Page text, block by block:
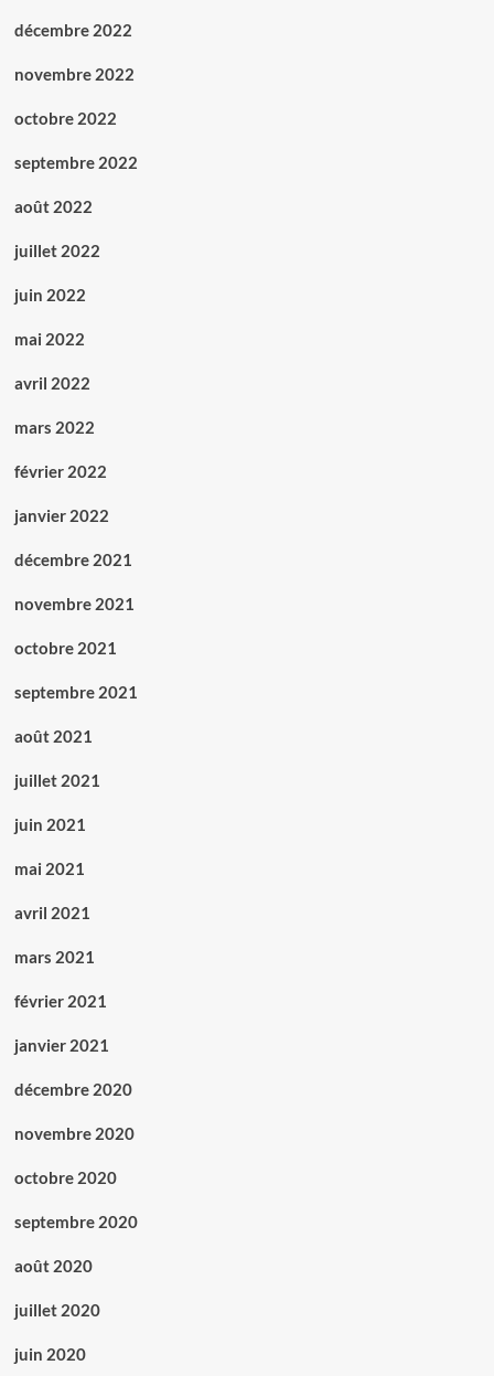
décembre 2022
novembre 2022
octobre 2022
septembre 2022
août 2022
juillet 2022
juin 2022
mai 2022
avril 2022
mars 2022
février 2022
janvier 2022
décembre 2021
novembre 2021
octobre 2021
septembre 2021
août 2021
juillet 2021
juin 2021
mai 2021
avril 2021
mars 2021
février 2021
janvier 2021
décembre 2020
novembre 2020
octobre 2020
septembre 2020
août 2020
juillet 2020
juin 2020